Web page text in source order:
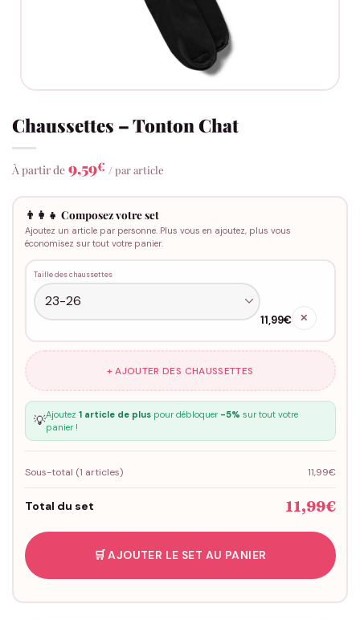
Chaussettes – Tonton Chat
À partir de 9,59€ / par article
👨‍👩‍👧 Composez votre set
Ajoutez un article par personne. Plus vous en ajoutez, plus vous
économisez sur tout votre panier.
Taille des chaussettes
11,99€ ✕
+ AJOUTER DES CHAUSSETTES
💡Ajoutez 1 article de pluspour débloquer -5% sur tout votre
panier !
Sous-total (1 articles) 11,99€
Total du set 11,99€
🛒 AJOUTER LE SET AU PANIER